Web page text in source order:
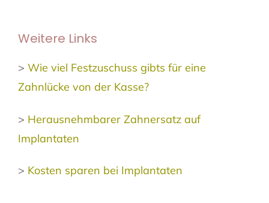
Weitere Links
> Wie viel Festzuschuss gibts für eine
Zahnlücke von der Kasse?
> Herausnehmbarer Zahnersatz auf
Implantaten
> Kosten sparen bei Implantaten